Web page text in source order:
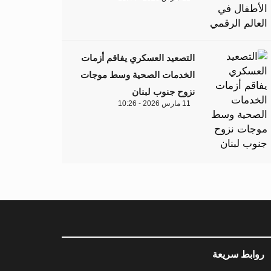
التصعيد العسكري يفاقم أزمات
الخدمات الصحية وسط موجات
نزوح جنوب لبنان
11 مارس 2026 - 10:26
روابط سريعة